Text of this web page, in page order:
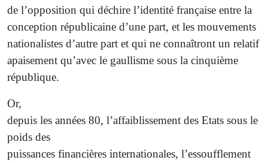
de l’opposition qui déchire l’identité française entre la
conception républicaine d’une part, et les mouvements
nationalistes d’autre part et qui ne connaîtront un relatif
apaisement qu’avec le gaullisme sous la cinquième
république.
Or,
depuis les années 80, l’affaiblissement des Etats sous le
poids des
puissances financières internationales, l’essoufflement